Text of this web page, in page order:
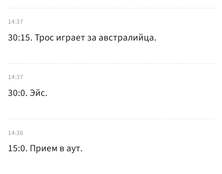
14:37
30:15. Трос играет за австралийца.
14:37
30:0. Эйс.
14:36
15:0. Прием в аут.